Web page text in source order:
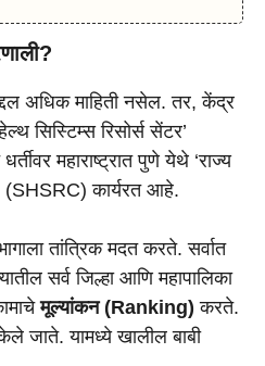
अधिक माहिती नसेल. तर, केंद्र
सिस्टिम्स रिसोर्स सेंटर’
महाराष्ट्रात पुणे येथे ‘राज्य
(SHSRC) कार्यरत आहे.
तांत्रिक मदत करते. सर्वात
सर्व जिल्हा आणि महापालिका
मूल्यांकन (Ranking) करते.
जाते. यामध्ये खालील बाबी